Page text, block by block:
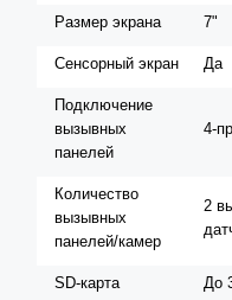
Размер экрана 7"
Сенсорный экран Да
Подключение
вызывных
панелей
4-
Количество
вызывных
панелей/камер
2
SD-карта До